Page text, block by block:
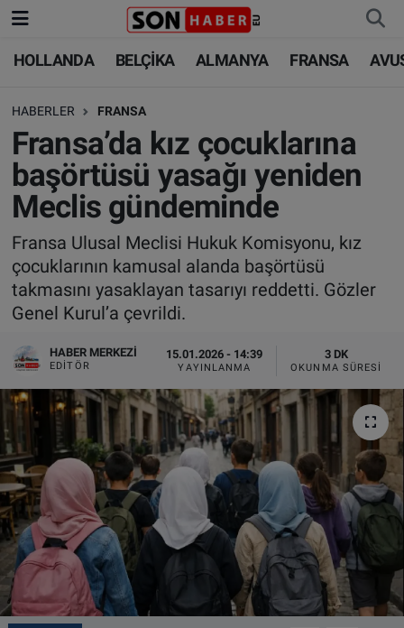
HOLLANDA BELÇİKA ALMANYA FRANSA
HABERLER FRANSA
Fransa’da kız çocuklarına
başörtüsü yasağı yeniden
Meclis gündeminde
Fransa Ulusal Meclisi Hukuk Komisyonu, kız
çocuklarının kamusal alanda başörtüsü
takmasını yasaklayan tasarıyı reddetti. Gözler
Genel Kurul’a çevrildi.
HABER MERKEZI
EDITÖR
15.01.2026 - 14:39
YAYINLANMA
3 DK
OKUNMA SÜRESI
HOLLANDA
BELÇİKA
ALMANYA
FRANSA
AVUSTURYA
SAĞLIK - YAŞAM
BİLİM-TEKNOLOJİ
HOLLANDA
BELÇİKA
ALMANYA
TÜRKİYE
DÜNYA
BİLİM-TEKNOLOJİ
SAĞLIK
FOTO GALERİ
VIDEO GALERİ
ALGEMENE VOORWAARDEN
CONTACT
Çerez Politikası
Nöbetçi Eczaneler
Hava Durumu
Trafik Durumu
Süper Lig Puan Durumu ve Fikstür
Tüm Manşetler
Son Dakika Haberleri
Haber Arşivi